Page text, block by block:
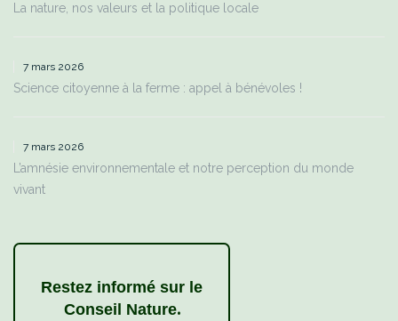
La nature, nos valeurs et la politique locale
7 mars 2026
Science citoyenne à la ferme : appel à bénévoles !
7 mars 2026
L’amnésie environnementale et notre perception du monde
vivant
Restez informé sur le
Conseil Nature.